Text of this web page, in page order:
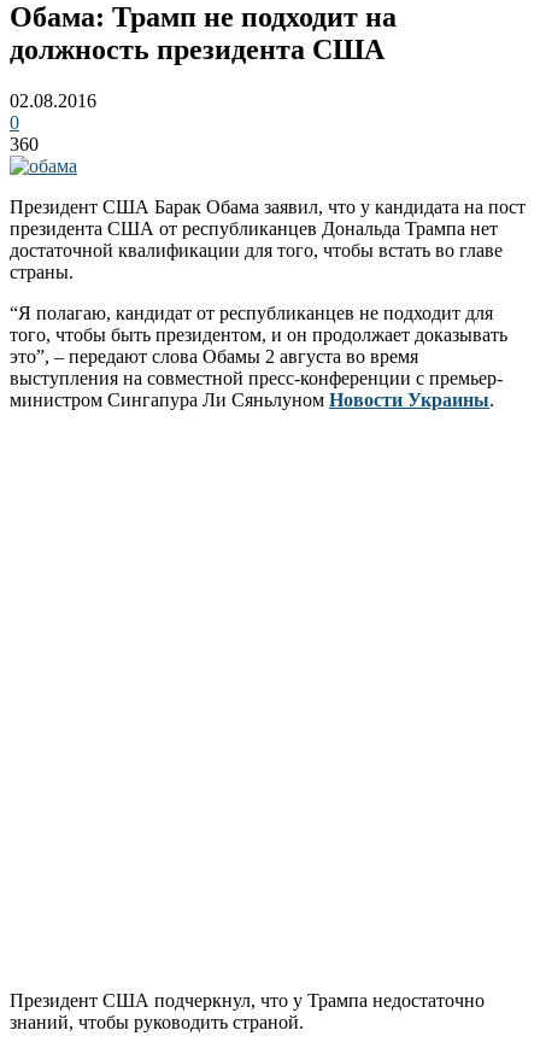
Обама: Трамп не подходит на
должность президента США
02.08.2016
0
360
Президент США Барак Обама заявил, что у кандидата на пост
президента США от республиканцев Дональда Трампа нет
достаточной квалификации для того, чтобы встать во главе
страны.
“Я полагаю, кандидат от республиканцев не подходит для
того, чтобы быть президентом, и он продолжает доказывать
это”, – передают слова Обамы 2 августа во время
выступления на совместной пресс-конференции с премьер-
министром Сингапура Ли Сяньлуном Новости Украины.
Президент США подчеркнул, что у Трампа недостаточно
знаний, чтобы руководить страной.